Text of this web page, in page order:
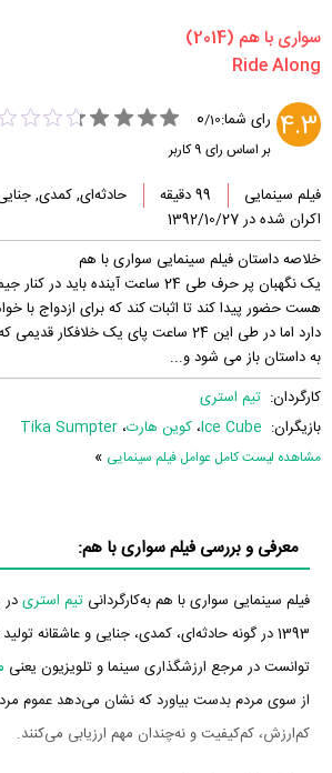
‏سواری با هم‏ (2014)
4.3 رای شما: 0/10
بر اساس رای 9کاربر
فیلم سینمایی 99 دقیقه
حادثه‌ای, کمدی,
اکران شده در 1392/10/27
خلاصه داستان فیلم سینمایی سواری با هم
یک نگهبان پر حرف طی 24 ساعت آینده
هست حضور پیدا کند تا اثبات کند که برای ازدواج با
دارد اما در طی این 24 ساعت پای یک
به داستان باز می شود و...
کارگردان: تیم استری
بازیگران: Ice Cube، کوین هارت، Tika Sumpter
مشاهده لیست کامل عوامل فیلم سینمایی »
معرفی و بررسی فیلم سواری با هم:
فیلم سینمایی سواری با هم به‌کارگردانی تیم استری
1393 در گونه حادثه‌ای، کمدی، جنایی و عاشقانه
توانست در مرجع ارزشگذاری سینما و تلویزیون یعنی
از سوی مردم بدست بیاورد که نشان می‌دهد عموم
کم‌ارزش، کم‌کیفیت و نه‌چندان مهم ارزیابی می‌کنند.